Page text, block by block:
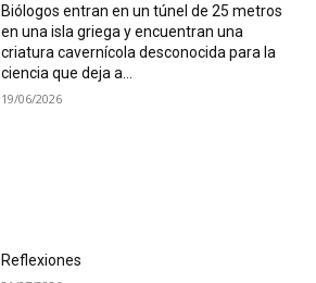
Biólogos entran en un túnel de 25 metros
en una isla griega y encuentran una
criatura cavernícola desconocida para la
ciencia que deja a...
19/06/2026
Reflexiones